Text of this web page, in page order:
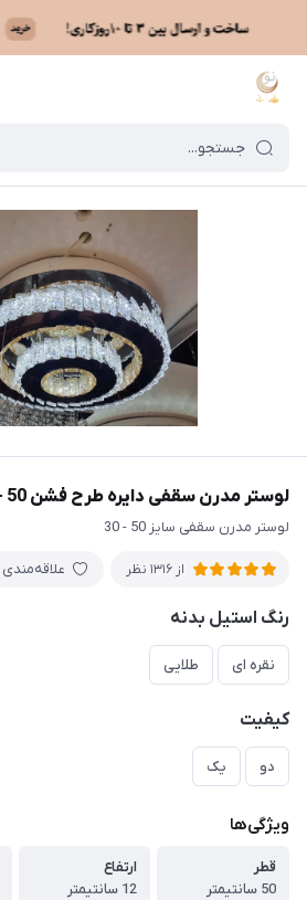
ماه نو / فهرست محصولات
لوستر مدرن سقفی دایره طرح فشن 50 - 30
لوستر مدرن سقفی سایز 50 - 30
از 1316 نظر علاقه‌مندی
رنگ استیل بدنه
نقره ای طلایی
کیفیت
دو یک
ویژگی‌ها
قطر
50 سانتیمتر
ارتفاع
12 سانتیمتر